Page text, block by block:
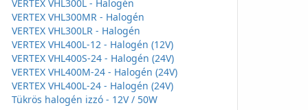
VERTEX VHL300L - Halogén
VERTEX VHL300MR - Halogén
VERTEX VHL300LR - Halogén
VERTEX VHL400L-12 - Halogén (12V)
VERTEX VHL400S-24 - Halogén (24V)
VERTEX VHL400M-24 - Halogén (24V)
VERTEX VHL400L-24 - Halogén (24V)
Tükrös halogén izzó - 12V / 50W